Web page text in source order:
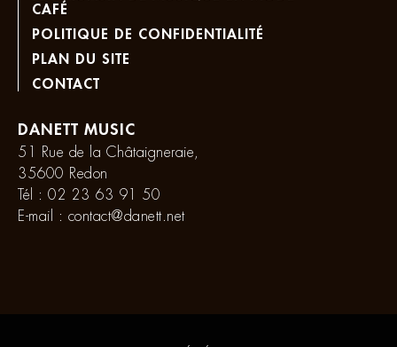
CAFÉ
POLITIQUE DE CONFIDENTIALITÉ
PLAN DU SITE
CONTACT
DANETT MUSIC
51 Rue de la Châtaigneraie,
35600 Redon
Tél : 02 23 63 91 50
E-mail : contact@danett.net